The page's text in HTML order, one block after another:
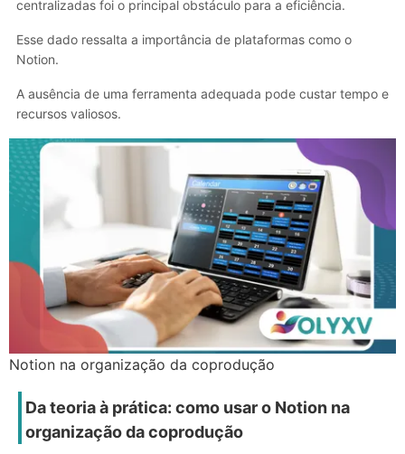
centralizadas foi o principal obstáculo para a eficiência.
Esse dado ressalta a importância de plataformas como o
Notion.
A ausência de uma ferramenta adequada pode custar tempo e
recursos valiosos.
Notion na organização da coprodução
Da teoria à prática: como usar o Notion na
organização da coprodução